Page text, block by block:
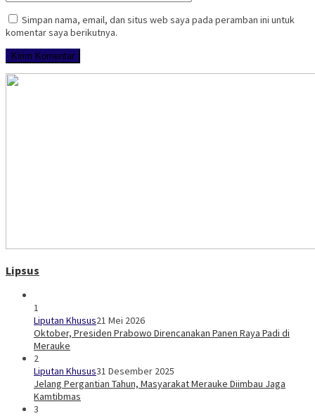
Simpan nama, email, dan situs web saya pada peramban ini untuk
komentar saya berikutnya.
Lipsus
1
Liputan Khusus21 Mei 2026
Oktober, Presiden Prabowo Direncanakan Panen Raya Padi di
Merauke
2
Liputan Khusus31 Desember 2025
Jelang Pergantian Tahun, Masyarakat Merauke Diimbau Jaga
Kamtibmas
3